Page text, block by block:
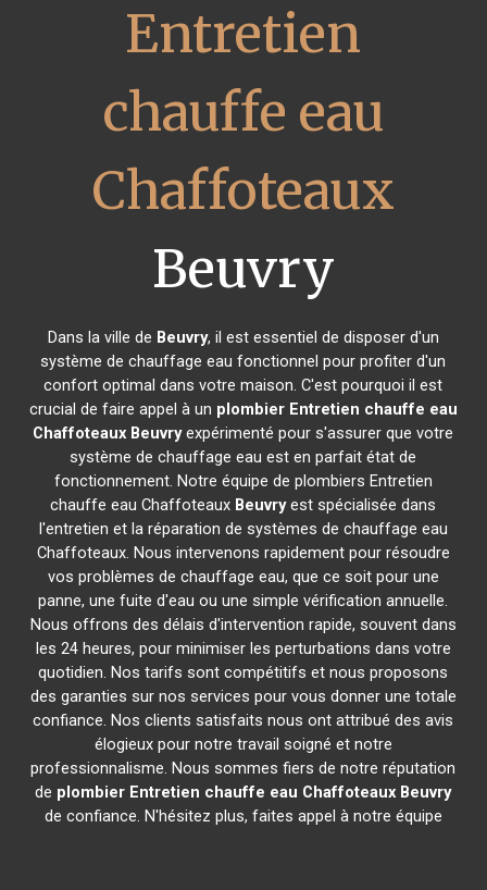
Entretien
chauffe eau
Chaffoteaux
Beuvry
Dans la ville de Beuvry, il est essentiel de disposer d'un
système de chauffage eau fonctionnel pour profiter d'un
confort optimal dans votre maison. C'est pourquoi il est
crucial de faire appel à un plombier Entretien chauffe eau
Chaffoteaux Beuvryexpérimenté pour s'assurer que votre
système de chauffage eau est en parfait état de
fonctionnement. Notre équipe de plombiers Entretien
chauffe eau Chaffoteaux Beuvryest spécialisée dans
l'entretien et la réparation de systèmes de chauffage eau
Chaffoteaux. Nous intervenons rapidement pour résoudre
vos problèmes de chauffage eau, que ce soit pour une
panne, une fuite d'eau ou une simple vérification annuelle.
Nous offrons des délais d'intervention rapide, souvent dans
les 24 heures, pour minimiser les perturbations dans votre
quotidien. Nos tarifs sont compétitifs et nous proposons
des garanties sur nos services pour vous donner une totale
confiance. Nos clients satisfaits nous ont attribué des avis
élogieux pour notre travail soigné et notre
professionnalisme. Nous sommes fiers de notre réputation
de plombier Entretien chauffe eau Chaffoteaux Beuvry
de confiance. N'hésitez plus, faites appel à notre équipe